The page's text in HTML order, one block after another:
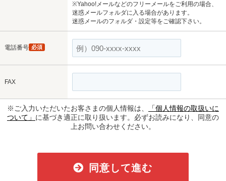
※Yahoo!メールなどのフリーメールをご利用の場合、
迷惑メールフォルダに入る場合があります。
迷惑メールのフォルダ・設定等をご確認下さい。
電話番号 必須
FAX
※ご入力いただいたお客さまの個人情報は、
「個人情報の取扱いに
ついて」 に基づき適正に取り扱います。必ずお読みになり、同意の
上お問い合わせください。
同意して進む